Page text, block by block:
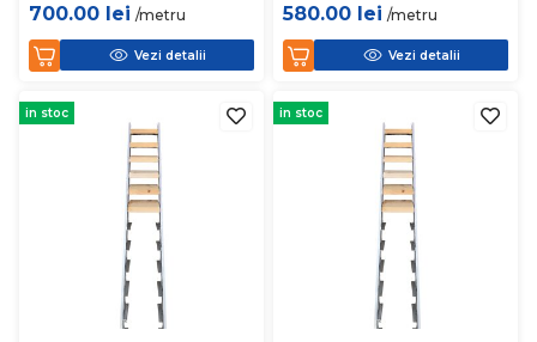
700.00 lei /metru
Vezi detalii
580.00 lei /metru
Vezi detalii
in stoc in stoc